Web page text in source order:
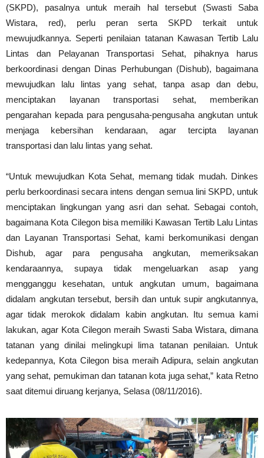
(SKPD), pasalnya untuk meraih hal tersebut (Swasti Saba
Wistara, red), perlu peran serta SKPD terkait untuk
mewujudkannya. Seperti penilaian tatanan Kawasan Tertib Lalu
Lintas dan Pelayanan Transportasi Sehat, pihaknya harus
berkoordinasi dengan Dinas Perhubungan (Dishub), bagaimana
mewujudkan lalu lintas yang sehat, tanpa asap dan debu,
menciptakan layanan transportasi sehat, memberikan
pengarahan kepada para pengusaha-pengusaha angkutan untuk
menjaga kebersihan kendaraan, agar tercipta layanan
transportasi dan lalu lintas yang sehat.
“Untuk mewujudkan Kota Sehat, memang tidak mudah. Dinkes
perlu berkoordinasi secara intens dengan semua lini SKPD, untuk
menciptakan lingkungan yang asri dan sehat. Sebagai contoh,
bagaimana Kota Cilegon bisa memiliki Kawasan Tertib Lalu Lintas
dan Layanan Transportasi Sehat, kami berkomunikasi dengan
Dishub, agar para pengusaha angkutan, memeriksakan
kendaraannya, supaya tidak mengeluarkan asap yang
mengganggu kesehatan, untuk angkutan umum, bagaimana
didalam angkutan tersebut, bersih dan untuk supir angkutannya,
agar tidak merokok didalam kabin angkutan. Itu semua kami
lakukan, agar Kota Cilegon meraih Swasti Saba Wistara, dimana
tatanan yang dinilai melingkupi lima tatanan penilaian. Untuk
kedepannya, Kota Cilegon bisa meraih Adipura, selain angkutan
yang sehat, pemukiman dan tatanan kota juga sehat,” kata Retno
saat ditemui diruang kerjanya, Selasa (08/11/2016).